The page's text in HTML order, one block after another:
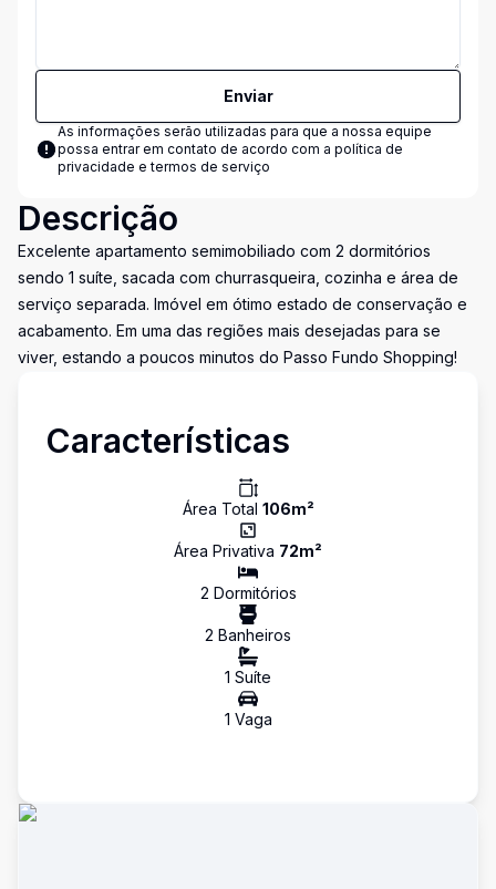
Enviar
As informações serão utilizadas para que a nossa equipe
possa entrar em contato de acordo com a política de
privacidade e termos de serviço
Descrição
Excelente apartamento semimobiliado com 2 dormitórios
sendo 1 suíte, sacada com churrasqueira, cozinha e área de
serviço separada. Imóvel em ótimo estado de conservação e
acabamento. Em uma das regiões mais desejadas para se
viver, estando a poucos minutos do Passo Fundo Shopping!
Características
Área Total 106m²
Área Privativa 72m²
2 Dormitórios
2 Banheiros
1 Suíte
1 Vaga